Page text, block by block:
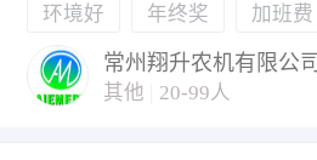
环境好 年终奖 加班费
常州翔升农机有限公司
其他 20-99人